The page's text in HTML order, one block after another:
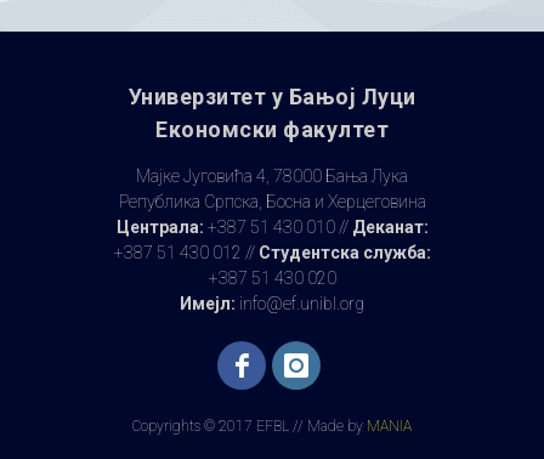
Универзитет у Бањoj Луци
Економски факултет
Мајке Југовића 4, 78000 Бања Лука
Република Српска, Босна и Херцеговина
Централа: +387 51 430 010 // Деканат:
+387 51 430 012 // Студентска служба:
+387 51 430 020
Имејл: info@ef.unibl.org
Copyrights © 2017 EFBL // Made by MANIA